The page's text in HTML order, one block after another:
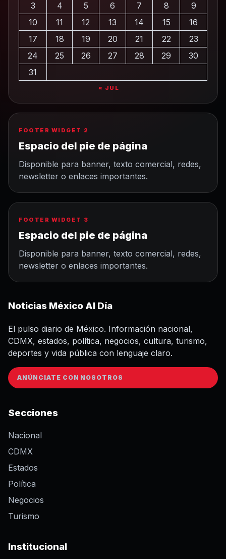
3
4 5 6 7 8
9
10
11 12 13 14 15
16
17
18 19 20 21 22
23
24
25 26 27 28 29
30
31
« JUL
FOOTER WIDGET 2
Espacio del pie de página
Disponible para banner, texto comercial, redes,
newsletter o enlaces importantes.
FOOTER WIDGET 3
Espacio del pie de página
Disponible para banner, texto comercial, redes,
newsletter o enlaces importantes.
Noticias México Al Día
El pulso diario de México. Información nacional,
CDMX, estados, política, negocios, cultura, turismo,
deportes y vida pública con lenguaje claro.
ANÚNCIATE CON NOSOTROS
Secciones
Nacional
CDMX
Estados
Política
Negocios
Turismo
Institucional